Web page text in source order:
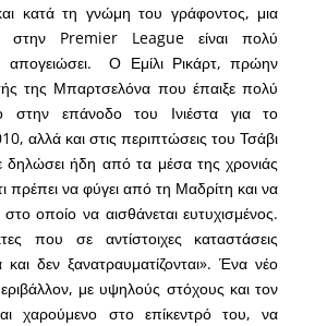
κατά τη γνώμη του γράφοντος, μια
στην Premier League είναι πολύ
απογειώσει. Ο Εμίλι Ρικάρτ, πρώην
της Μπαρτσελόνα που έπαιξε πολύ
στην επάνοδο του Ινιέστα για το
αλλά και στις περιπτώσεις του Τσάβι
δηλώσει ήδη από τα μέσα της χρονιάς
πρέπει να φύγει από τη Μαδρίτη και να
οποίο να αισθάνεται ευτυχισμένος.
που σε αντίστοιχες καταστάσεις
δεν ξανατραυματίζονται». Ένα νέο
με υψηλούς στόχους και τον
χαρούμενο στο επίκεντρό του, να